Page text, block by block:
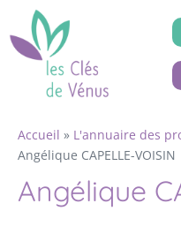
Accueil » L'annuaire des
Angélique CAPELLE-VOISIN
Angélique